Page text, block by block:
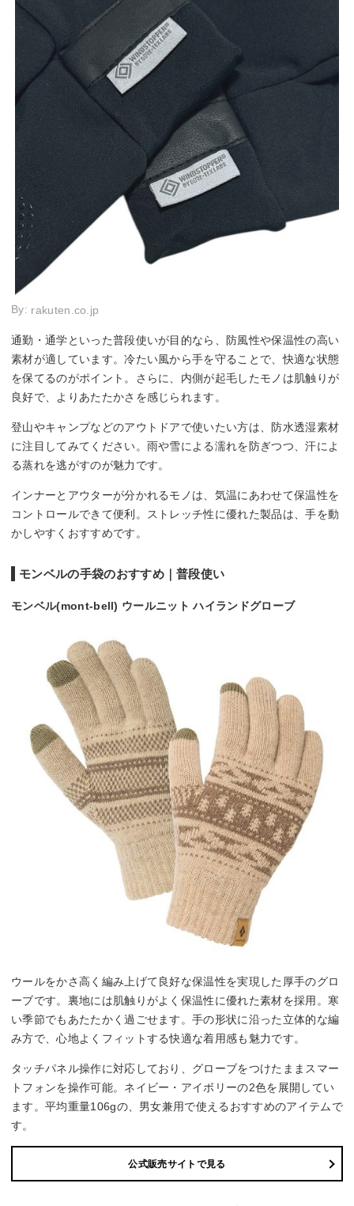
By: rakuten.co.jp
通勤・通学といった普段使いが目的なら、防風性や保温性の高い
素材が適しています。冷たい風から手を守ることで、快適な状態
を保てるのがポイント。さらに、内側が起毛したモノは肌触りが
良好で、よりあたたかさを感じられます。
登山やキャンプなどのアウトドアで使いたい方は、防水透湿素材
に注目してみてください。雨や雪による濡れを防ぎつつ、汗によ
る蒸れを逃がすのが魅力です。
インナーとアウターが分かれるモノは、気温にあわせて保温性を
コントロールできて便利。ストレッチ性に優れた製品は、手を動
かしやすくおすすめです。
モンベルの手袋のおすすめ｜普段使い
モンベル(mont-bell) ウールニット ハイランドグローブ
ウールをかさ高く編み上げて良好な保温性を実現した厚手のグロ
ーブです。裏地には肌触りがよく保温性に優れた素材を採用。寒
い季節でもあたたかく過ごせます。手の形状に沿った立体的な編
み方で、心地よくフィットする快適な着用感も魅力です。
タッチパネル操作に対応しており、グローブをつけたままスマー
トフォンを操作可能。ネイビー・アイボリーの2色を展開してい
ます。平均重量106gの、男女兼用で使えるおすすめのアイテムで
す。
公式販売サイトで見る